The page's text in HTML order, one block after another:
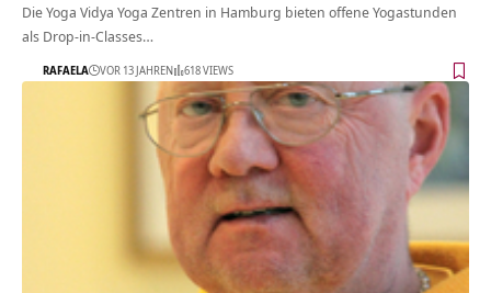
Die Yoga Vidya Yoga Zentren in Hamburg bieten offene Yogastunden
als Drop-in-Classes…
RAFAELA VOR 13 JAHREN 618 VIEWS